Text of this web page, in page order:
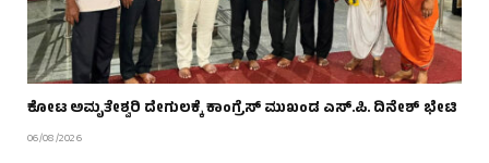
ಕೋಟ ಅಮೃತೇಶ್ವರಿ ದೇಗುಲಕ್ಕೆ ಕಾಂಗ್ರೆಸ್ ಮುಖಂಡ ಎಸ್.ಪಿ. ದಿನೇಶ್ ಭೇಟಿ
06/08/2026